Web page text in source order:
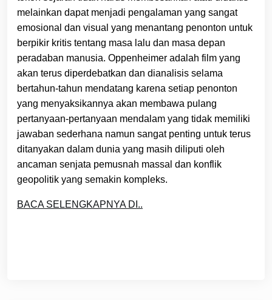
melainkan dapat menjadi pengalaman yang sangat
emosional dan visual yang menantang penonton untuk
berpikir kritis tentang masa lalu dan masa depan
peradaban manusia. Oppenheimer adalah film yang
akan terus diperdebatkan dan dianalisis selama
bertahun-tahun mendatang karena setiap penonton
yang menyaksikannya akan membawa pulang
pertanyaan-pertanyaan mendalam yang tidak memiliki
jawaban sederhana namun sangat penting untuk terus
ditanyakan dalam dunia yang masih diliputi oleh
ancaman senjata pemusnah massal dan konflik
geopolitik yang semakin kompleks.
BACA SELENGKAPNYA DI..